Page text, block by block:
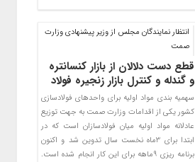
انتظار نمایندگان مجلس از وزیر پیشنهادی وزارت
صمت
قطع دست دلالان از بازار کنسانتره
و گندله و کنترل بازار زنجیره فولاد
سهمیه بندی مواد اولیه برای واحدهای فولادسازی
کشور یکی از اقدامات وزارت صمت به جهت توزیع
عادلانه مواد اولیه میان فولادسازان است که در
ابتدا برای 3ماه نخست سال تدوین شد و اکنون
برنامه ریزی 9ماهه برای این کار انجام شده است.